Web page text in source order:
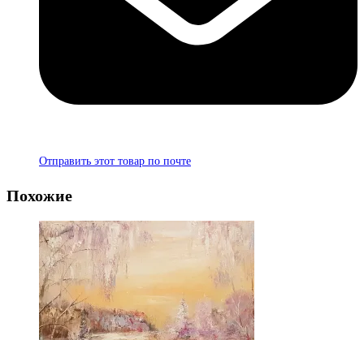
Отправить этот товар по почте
Похожие